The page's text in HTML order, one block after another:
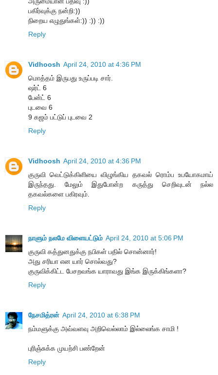
பகிர்வுக்கு நன்றி:))
நிறைய எழுதுங்கள்:)) :)) :))
Reply
Vidhoosh April 24, 2010 at 4:36 PM
மொத்தம் இருபது உருப்படி சார்.
ஷர்ட் 6
பேன்ட் 6
புடவை 6
9 கஜம் பட்டுப் புடவை 2
Reply
Vidhoosh April 24, 2010 at 4:36 PM
குருவி வெட்டுக்கிளியை விழுங்கிய தகவல் ரொம்ப உபயோகமாய்
இருந்தது. மேலும் இதுபோன்ற கருத்து செறிவுடன் நல்ல
தகவல்களை பகிரவும்.
Reply
நாளும் நலமே விளையட்டும் April 24, 2010 at 5:06 PM
குருவி கத்துனதுக்கு நபிகள் பதில் சொன்னார்!
அது சரியா என யார் சொல்வது?
குருவிக்கிட்ட பேசறவங்க யாராவது இங்க இருக்கிங்களா?
Reply
நேசமித்ரன் April 24, 2010 at 6:38 PM
நம்மளுக்கு அவ்வளவு அறிவெல்லாம் இல்லைங்க சாமி !
புரிஞ்சுக்க முயற்சி பண்றேன்
Reply